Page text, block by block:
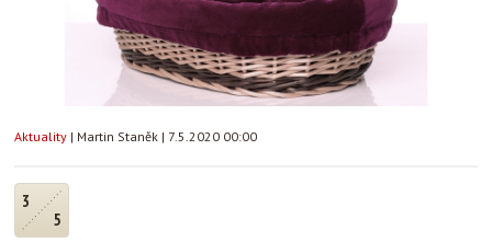
Aktuality | Martin Staněk | 7.5.2020 00:00
3
5